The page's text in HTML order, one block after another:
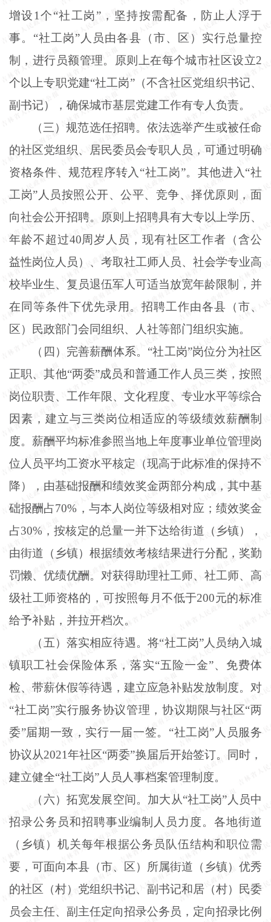
增设1个“社工岗”，坚持按需配备，防止人浮于
事。“社工岗”人员由各县（市、区）实行总量控
制，进行员额管理。原则上在每个城市社区设立2
个以上专职党建“社工岗”（不含社区党组织书记、
副书记），确保城市基层党建工作有专人负责。
（三）规范选任招聘。依法选举产生或被任命
的社区党组织、居民委员会专职人员，可通过明确
资格条件、规范程序转入“社工岗”。其他进入“社
工岗”人员按照公开、公平、竞争、择优原则，面
向社会公开招聘。原则上招聘具有大专以上学历、
年龄不超过40周岁人员，现有社区工作者（含公
益性岗位人员）、考取社工师人员、社会学专业高
校毕业生、复员退伍军人可适当放宽年龄限制，并
在同等条件下优先录用。招聘工作由各县（市、
区）民政部门会同组织、人社等部门组织实施。
（四）完善薪酬体系。“社工岗”岗位分为社区
正职、其他“两委”成员和普通工作人员三类，按照
岗位职责、工作年限、文化程度、专业水平等综合
因素，建立与三类岗位相适应的等级绩效薪酬制
度。薪酬平均标准参照当地上年度事业单位管理岗
位人员平均工资水平核定（现高于此标准的保持不
降），由基础报酬和绩效奖金两部分构成，其中基
础报酬占70%，与本人岗位等级相对应；绩效奖金
占30%，按核定的总量一并下达给街道（乡镇），
由街道（乡镇）根据绩效考核结果进行分配，奖勤
罚懒、优绩优酬。对获得助理社工师、社工师、高
级社工师资格的，可按照每月不低于200元的标准
给予补贴，并拉开档次。
（五）落实相应待遇。将“社工岗”人员纳入城
镇职工社会保险体系，落实“五险一金”、免费体
检、带薪休假等待遇，建立应急补贴发放制度。对
“社工岗”实行服务协议管理，协议期限与社区“两
委”届期一致，实行一届一签。“社工岗”人员服务
协议从2021年社区“两委”换届后开始签订。同时，
建立健全“社工岗”人员人事档案管理制度。
（六）拓宽发展空间。加大从“社工岗”人员中
招录公务员和招聘事业编制人员力度。各地街道
（乡镇）机关每年根据公务员队伍结构和职位需
要，可面向本县（市、区）所属街道（乡镇）优秀
的社区（村）党组织书记、副书记和居（村）民委
员会主任、副主任定向招录公务员，定向招录比例